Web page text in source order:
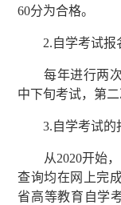
60分为合格。
2.自学考试报
每年进行两次
中下旬考试，第
3.自学考试的
从2020开始，
查询均在网上完
省高等教育自学